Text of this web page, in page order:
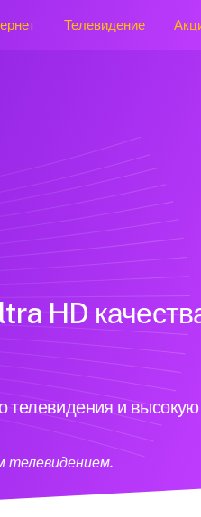
Телевидение
HD
телевидения и высокую
телевидением.